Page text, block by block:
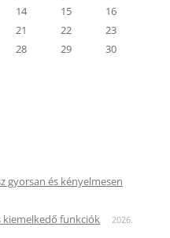
14 15
16
21 22
23
28 29
30
gyorsan és kényelmesen
kiemelkedő funkciók
2026.